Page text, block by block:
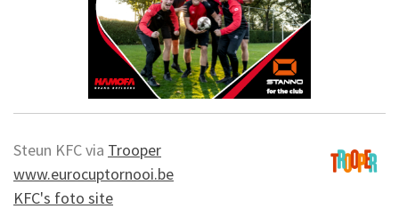
Steun KFC via Trooper
www.eurocuptornooi.be
KFC's foto site